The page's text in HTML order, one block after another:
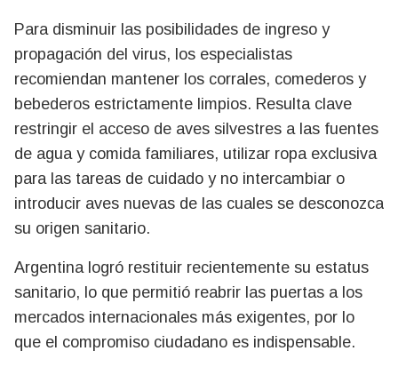
Para disminuir las posibilidades de ingreso y
propagación del virus, los especialistas
recomiendan mantener los corrales, comederos y
bebederos estrictamente limpios. Resulta clave
restringir el acceso de aves silvestres a las fuentes
de agua y comida familiares, utilizar ropa exclusiva
para las tareas de cuidado y no intercambiar o
introducir aves nuevas de las cuales se desconozca
su origen sanitario.
Argentina logró restituir recientemente su estatus
sanitario, lo que permitió reabrir las puertas a los
mercados internacionales más exigentes, por lo
que el compromiso ciudadano es indispensable.